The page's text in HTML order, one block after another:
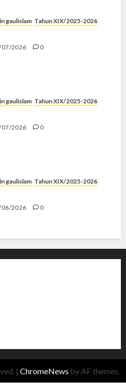
gaulislam Tahun XIX/2025-2026
07/2026 0
gaulislam Tahun XIX/2025-2026
07/2026 0
gaulislam Tahun XIX/2025-2026
06/2026 0
| ChromeNews by AF themes.